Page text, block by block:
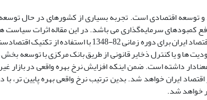
اقتصادی است. تجربه بسیاری از کشورهای در حال توسعه،
سرمایه‌گذاری می باشد. در این مقاله اثرات سیاست
ها و یا کنترل ذخایر قانونی از طریق بانک مرکزی با توسعه
داشته است. ضمن اینکه افزایش نرخ بهره واقعی در بازار
ایران خواهد شد. بدین ترتیب نرخ واقعی بهره پایین تر،
خواهد شد.